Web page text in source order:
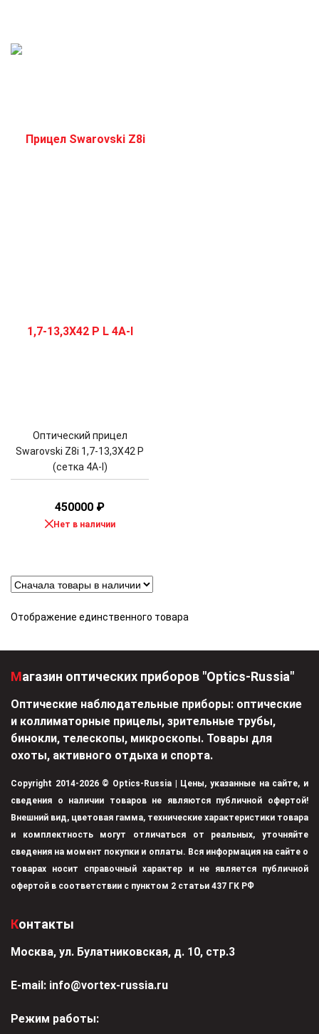
Оптический прицел
Swarovski Z8i 1,7-13,3X42 P
(сетка 4A-I)
450000 ₽
Нет в наличии
Отображение единственного товара
Магазин оптических приборов "Optics-Russia"
Оптические наблюдательные приборы: оптические
и коллиматорные прицелы, зрительные трубы,
бинокли, телескопы, микроскопы. Товары для
охоты, активного отдыха и спорта.
Copyright 2014-2026 © Optics-Russia | Цены, указанные на сайте, и
сведения о наличии товаров не являются публичной офертой!
Внешний вид, цветовая гамма, технические характеристики товара
и комплектность могут отличаться от реальных, уточняйте
сведения на момент покупки и оплаты. Вся информация на сайте о
товарах носит справочный характер и не является публичной
офертой в соответствии с пунктом 2 статьи 437 ГК РФ
Контакты
Москва, ул. Булатниковская, д. 10, стр.3
Е-mail: info@vortex-russia.ru
Режим работы: